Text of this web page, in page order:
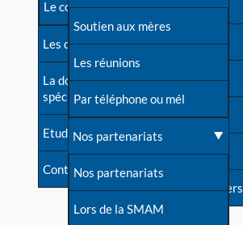
Cas particuliers
Mythes et vérités
Devenir animatrice ?
Une question sur le site
Le congrès
Les dossiers de l'allaitement
La documentation
spécialisée
Etudes récentes
Contact
Contact presse
Dossier de presse
Soutenir LLL
Livre d'or
Forum
S'inscrire à nos newsletters
Soutien aux mères
Les réunions
Par téléphone ou mél
Nos partenariats
Nos partenariats
Lors de la SMAM